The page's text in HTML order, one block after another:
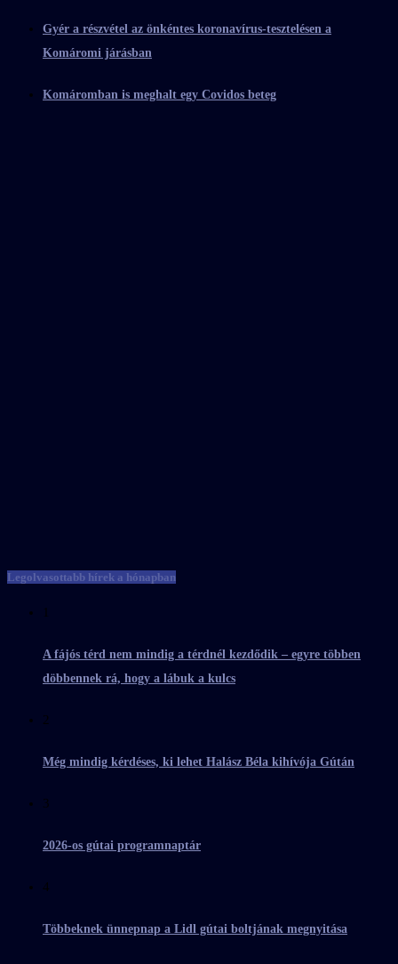
Gyér a részvétel az önkéntes koronavírus-tesztelésen a
Komáromi járásban
Komáromban is meghalt egy Covidos beteg
Legolvasottabb hírek a hónapban
1
A fájós térd nem mindig a térdnél kezdődik – egyre többen
döbbennek rá, hogy a lábuk a kulcs
2
Még mindig kérdéses, ki lehet Halász Béla kihívója Gútán
3
2026-os gútai programnaptár
4
Többeknek ünnepnap a Lidl gútai boltjának megnyitása